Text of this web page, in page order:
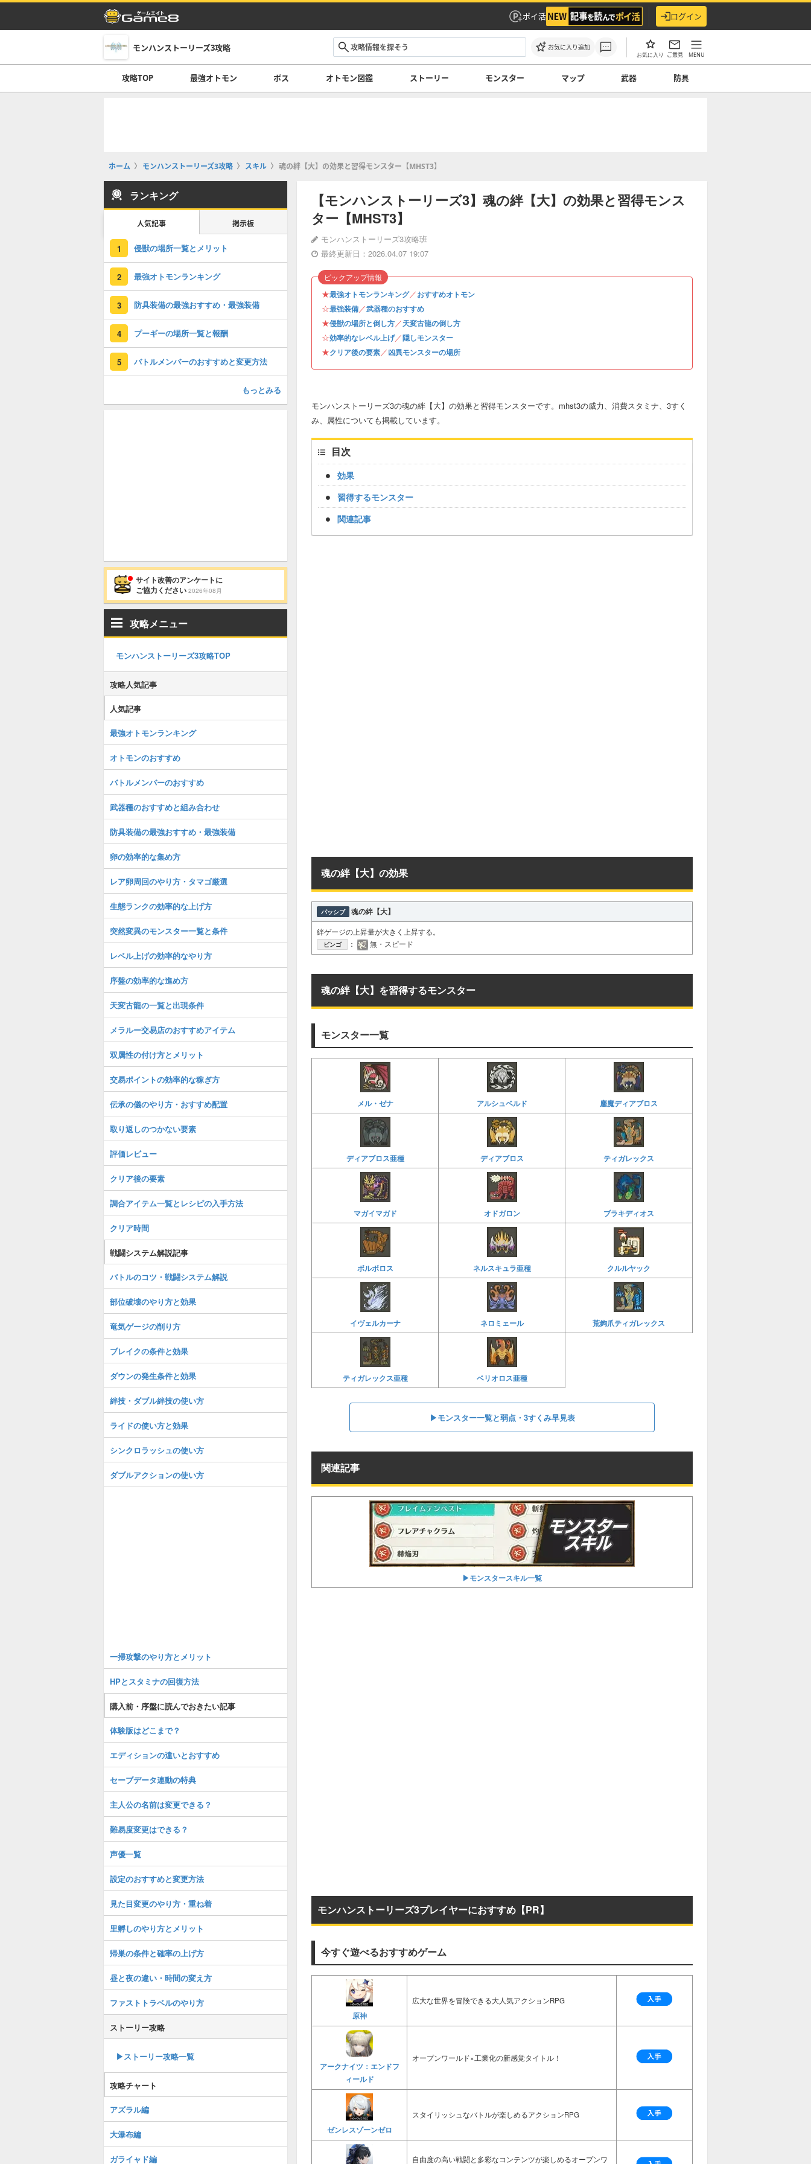
ポイ活 ログイン
モンハンストーリーズ3攻略 お気に入り追加
お気に入り ご意見 MENU
攻略TOP 最強オトモン ボス オトモン図鑑 ストーリー モンスター マップ 武器 防具
ホーム モンハンストーリーズ3攻略 スキル 魂の絆【大】の効果と習得モンスター【MHST3】
【モンハンストーリーズ3】魂の絆【大】の効果と習得モンス
ター【MHST3】
モンハンストーリーズ3攻略班
最終更新日：2026.04.07 19:07
★最強オトモンランキング／おすすめオトモン
☆最強装備／武器種のおすすめ
★侵獣の場所と倒し方／天変古龍の倒し方
☆効率的なレベル上げ／隠しモンスター
★クリア後の要素／凶異モンスターの場所
ピックアップ情報
モンハンストーリーズ3の魂の絆【大】の効果と習得モンスターです。mhst3の威力、消費スタミナ、3すく
み、属性についても掲載しています。
目次
効果
習得するモンスター
関連記事
魂の絆【大】の効果
パッシブ 魂の絆【大】
絆ゲージの上昇量が大きく上昇する。
ビンゴ ： 無・スピード
魂の絆【大】を習得するモンスター
モンスター一覧
メル・ゼナ アルシュベルド 鏖魔ディアブロス
ディアブロス亜種 ディアブロス ティガレックス
マガイマガド オドガロン ブラキディオス
ボルボロス ネルスキュラ亜種 クルルヤック
イヴェルカーナ ネロミェール 荒鉤爪ティガレックス
ティガレックス亜種 ベリオロス亜種
▶︎モンスター一覧と弱点・3すくみ早見表
関連記事
▶︎モンスタースキル一覧
モンハンストーリーズ3プレイヤーにおすすめ【PR】
今すぐ遊べるおすすめゲーム
原神
広大な世界を冒険できる大人気アクションRPG
アークナイツ：エンドフ
ィールド
オープンワールド×工業化の新感覚タイトル！
ゼンレスゾーンゼロ
スタイリッシュなバトルが楽しめるアクションRPG
自由度の高い戦闘と多彩なコンテンツが楽しめるオープンワ
ランキング
人気記事 掲示板
1 侵獣の場所一覧とメリット
2 最強オトモンランキング
3 防具装備の最強おすすめ・最強装備
4 プーギーの場所一覧と報酬
5 バトルメンバーのおすすめと変更方法
もっとみる
サイト改善のアンケートに
ご協力ください 2026年08月
攻略メニュー
モンハンストーリーズ3攻略TOP
攻略人気記事
人気記事
最強オトモンランキング
オトモンのおすすめ
バトルメンバーのおすすめ
武器種のおすすめと組み合わせ
防具装備の最強おすすめ・最強装備
卵の効率的な集め方
レア卵周回のやり方・タマゴ厳選
生態ランクの効率的な上げ方
突然変異のモンスター一覧と条件
レベル上げの効率的なやり方
序盤の効率的な進め方
天変古龍の一覧と出現条件
メラルー交易店のおすすめアイテム
双属性の付け方とメリット
交易ポイントの効率的な稼ぎ方
伝承の儀のやり方・おすすめ配置
取り返しのつかない要素
評価レビュー
クリア後の要素
調合アイテム一覧とレシピの入手方法
クリア時間
戦闘システム解説記事
バトルのコツ・戦闘システム解説
部位破壊のやり方と効果
竜気ゲージの削り方
ブレイクの条件と効果
ダウンの発生条件と効果
絆技・ダブル絆技の使い方
ライドの使い方と効果
シンクロラッシュの使い方
ダブルアクションの使い方
一掃攻撃のやり方とメリット
HPとスタミナの回復方法
購入前・序盤に読んでおきたい記事
体験版はどこまで？
エディションの違いとおすすめ
セーブデータ連動の特典
主人公の名前は変更できる？
難易度変更はできる？
声優一覧
設定のおすすめと変更方法
見た目変更のやり方・重ね着
里孵しのやり方とメリット
帰巣の条件と確率の上げ方
昼と夜の違い・時間の変え方
ファストトラベルのやり方
ストーリー攻略
▶︎ストーリー攻略一覧
攻略チャート
アズラル編
大瀑布編
ガライャド編